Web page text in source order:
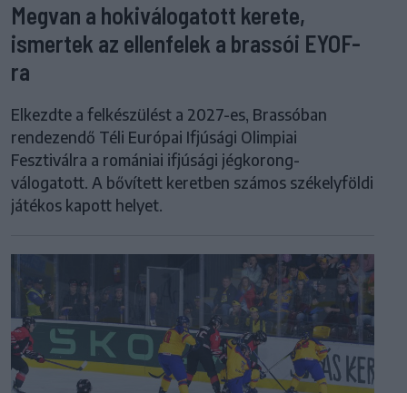
Megvan a hokiválogatott kerete,
ismertek az ellenfelek a brassói EYOF-
ra
Elkezdte a felkészülést a 2027-es, Brassóban
rendezendő Téli Európai Ifjúsági Olimpiai
Fesztiválra a romániai ifjúsági jégkorong-
válogatott. A bővített keretben számos székelyföldi
játékos kapott helyet.